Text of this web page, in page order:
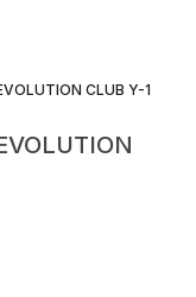
CLUB Y-1